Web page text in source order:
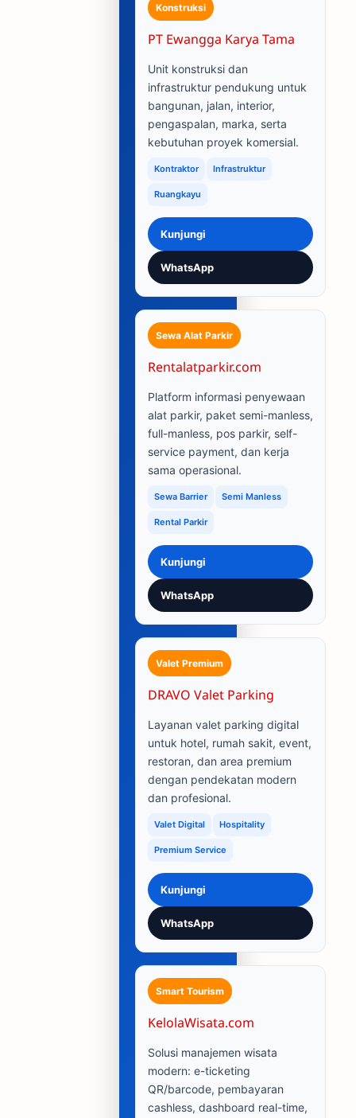
Konstruksi
PT Ewangga Karya Tama
Unit konstruksi dan
infrastruktur pendukung untuk
bangunan, jalan, interior,
pengaspalan, marka, serta
kebutuhan proyek komersial.
Kontraktor Infrastruktur
Ruangkayu
Kunjungi
WhatsApp
Sewa Alat Parkir
Rentalatparkir.com
Platform informasi penyewaan
alat parkir, paket semi-manless,
full-manless, pos parkir, self-
service payment, dan kerja
sama operasional.
Sewa Barrier Semi Manless
Rental Parkir
Kunjungi
WhatsApp
Valet Premium
DRAVO Valet Parking
Layanan valet parking digital
untuk hotel, rumah sakit, event,
restoran, dan area premium
dengan pendekatan modern
dan profesional.
Valet Digital Hospitality
Premium Service
Kunjungi
WhatsApp
Smart Tourism
KelolaWisata.com
Solusi manajemen wisata
modern: e-ticketing
QR/barcode, pembayaran
cashless, dashboard real-time,